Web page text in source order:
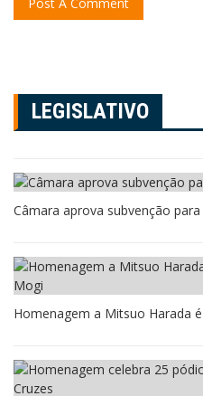
LEGISLATIVO
Câmara aprova subvenção
Homenagem a Mitsuo Harada